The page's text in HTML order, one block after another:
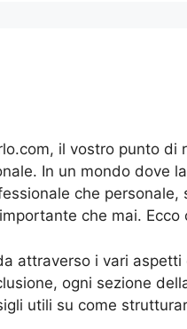
il vostro punto
In un mondo dove
che
che mai.
attraverso i vari
ogni sezione
utili su come